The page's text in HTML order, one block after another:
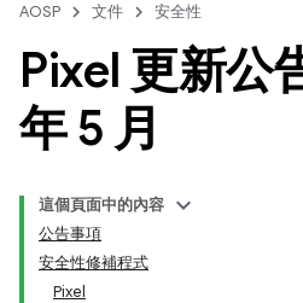
AOSP 文件 安全性
Pixel 更新公
年 5 月
這個頁面中的內容
公告事項
安全性修補程式
Pixel